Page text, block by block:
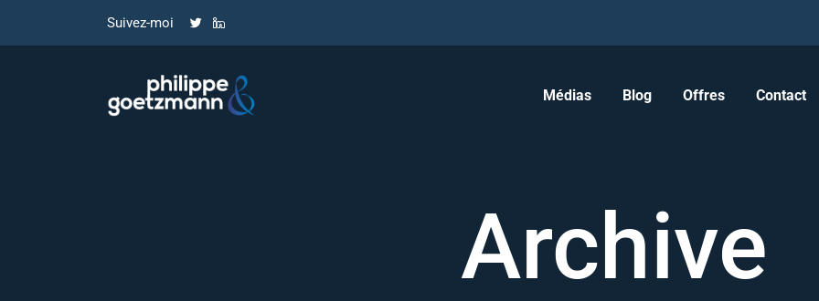
Suivez-moi
Médias Blog Offres Contact
Archive